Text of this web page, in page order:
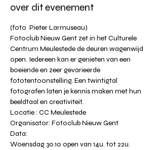
over dit evenement
(foto  Pieter Larmuseau)
Fotoclub Nieuw Gent zet in het Culturele
Centrum Meulestede de deuren wagenwijd
open. Iedereen kan er genieten van een
boeiende en zeer gevarieerde
fototentoonstelling. Een twintigtal
fotografen laten je kennis maken met hun
beeldtaal en creativiteit.
Locatie : CC Meulestede
Organisator: Fotoclub Nieuw Gent
Data:
Woensdag 30.10 open van 14u. tot 22u.